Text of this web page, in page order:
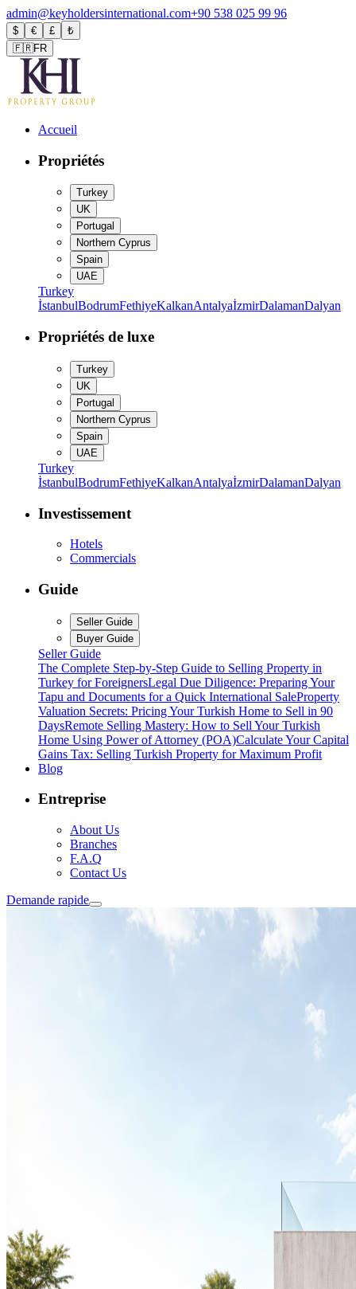
admin@keyholdersinternational.com+90 538 025 99 96
$ € £
₺
🇫🇷FR
Accueil
Propriétés
Turkey
UK
Portugal
Northern Cyprus
Spain
UAE
Turkey
İstanbulBodrumFethiyeKalkanAntalyaİzmirDalamanDalyan
Propriétés de luxe
Turkey
UK
Portugal
Northern Cyprus
Spain
UAE
Turkey
İstanbulBodrumFethiyeKalkanAntalyaİzmirDalamanDalyan
Investissement
Hotels
Commercials
Guide
Seller Guide
Buyer Guide
Seller Guide
The Complete Step-by-Step Guide to Selling Property in
Turkey for ForeignersLegal Due Diligence: Preparing Your
Tapu and Documents for a Quick International SaleProperty
Valuation Secrets: Pricing Your Turkish Home to Sell in 90
DaysRemote Selling Mastery: How to Sell Your Turkish
Home Using Power of Attorney (POA)Calculate Your Capital
Gains Tax: Selling Turkish Property for Maximum Profit
Blog
Entreprise
About Us
Branches
F.A.Q
Contact Us
Demande rapide